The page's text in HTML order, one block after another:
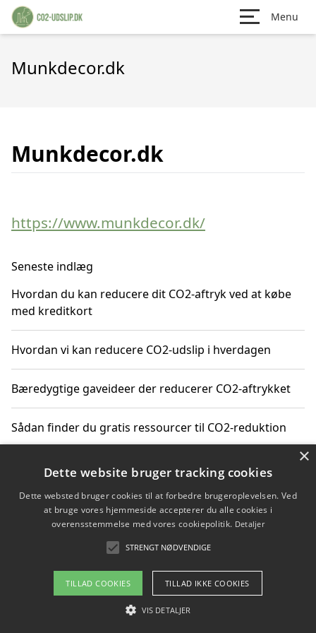
Menu
Munkdecor.dk
Munkdecor.dk
https://www.munkdecor.dk/
Seneste indlæg
Hvordan du kan reducere dit CO2-aftryk ved at købe
med kreditkort
Hvordan vi kan reducere CO2-udslip i hverdagen
Bæredygtige gaveideer der reducerer CO2-aftrykket
Sådan finder du gratis ressourcer til CO2-reduktion
Hvordan gadgets til hjemmet kan reducere CO2-udslip
Copyright 2026 - Pilanto Aps
Om / kontakt
Blog Betingelser
×
Dette website bruger tracking cookies
Dette websted bruger cookies til at forbedre brugeroplevelsen. Ved
at bruge vores hjemmeside accepterer du alle cookies i
overensstemmelse med vores cookiepolitik. Detaljer
STRENGT NØDVENDIGE
TILLAD COOKIES TILLAD IKKE COOKIES
VIS DETALJER